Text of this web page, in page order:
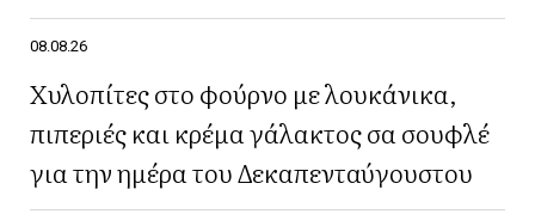
08.08.26
Χυλοπίτες στο φούρνο με λουκάνικα,
πιπεριές και κρέμα γάλακτος σα σουφλέ
για την ημέρα του Δεκαπενταύγουστου